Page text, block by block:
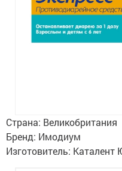
Планирование семьи
Мама и малыш
Уход за больными
Страна: Великобритания
Бренд: Имодиум
Изготовитель: Каталент